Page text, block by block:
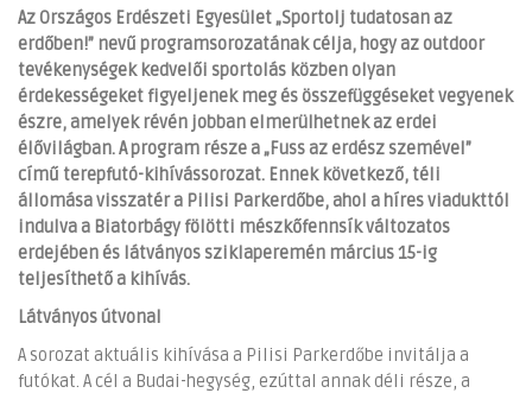
Az Országos Erdészeti Egyesület „Sportolj tudatosan az
erdőben!” nevű programsorozatának célja, hogy az outdoor
tevékenységek kedvelői sportolás közben olyan
érdekességeket figyeljenek meg és összefüggéseket vegyenek
észre, amelyek révén jobban elmerülhetnek az erdei
élővilágban. A program része a „Fuss az erdész szemével”
című terepfutó-kihívássorozat. Ennek következő, téli
állomása visszatér a Pilisi Parkerdőbe, ahol a híres viadukttól
indulva a Biatorbágy fölötti mészkőfennsík változatos
erdejében és látványos sziklaperemén március 15-ig
teljesíthető a kihívás.
Látványos útvonal
A sorozat aktuális kihívása a Pilisi Parkerdőbe invitálja a
futókat. A cél a Budai-hegység, ezúttal annak déli része, a